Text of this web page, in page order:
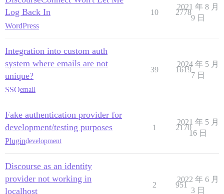
Log Back In
WordPress
10 2778
2021 年 8 月
9 日
Integration into custom auth
system where emails are not
unique?
SSOemail
39 1619
2024 年 5 月
7 日
Fake authentication provider for
development/testing purposes
Plugindevelopment
1 2170
2021 年 5 月
16 日
Discourse as an identity
provider not working in
localhost
2 951
2022 年 6 月
3 日